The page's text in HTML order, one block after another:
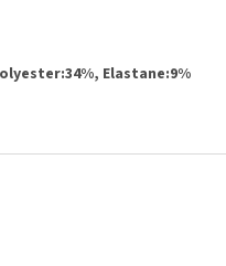
Elastane:9%